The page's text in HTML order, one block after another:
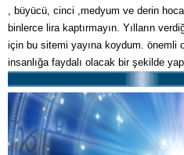
, büyücü, cinci ,medyum ve derin
binlerce lira kaptırmayın. Yılların
için bu sitemi yayına koydum. önemli
insanlığa faydalı olacak bir şekilde